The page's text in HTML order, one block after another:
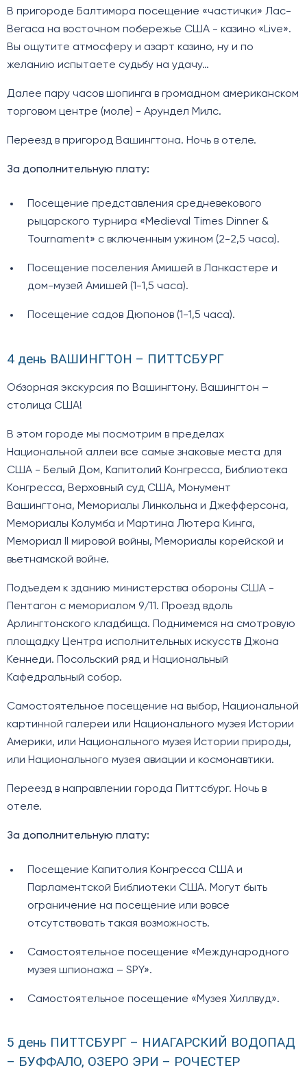
В пригороде Балтимора посещение «частички» Лас-
Вегаса на восточном побережье США - казино «Live».
Вы ощутите атмосферу и азарт казино, ну и по
желанию испытаете судьбу на удачу…
Далее пару часов шопинга в громадном американском
торговом центре (моле) - Арундел Милс.
Переезд в пригород Вашингтона. Ночь в отеле.
За дополнительную плату:
Посещение представления средневекового
рыцарского турнира «Medieval Times Dinner &
Tournament» с включенным ужином (2-2,5 часа).
Посещение поселения Амишей в Ланкастере и
дом-музей Амишей (1-1,5 часа).
Посещение садов Дюпонов (1-1,5 часа).
4 день ВАШИНГТОН – ПИТТСБУРГ
Обзорная экскурсия по Вашингтону. Вашингтон –
столица США!
В этом городе мы посмотрим в пределах
Национальной аллеи все самые знаковые места для
США - Белый Дом, Капитолий Конгресса, Библиотека
Конгресса, Верховный суд США, Монумент
Вашингтона, Мемориалы Линкольна и Джефферсона,
Мемориалы Колумба и Мартина Лютера Кинга,
Мемориал II мировой войны, Мемориалы корейской и
вьетнамской войне.
Подъедем к зданию министерства обороны США -
Пентагон с мемориалом 9/11. Проезд вдоль
Арлингтонского кладбища. Поднимемся на смотровую
площадку Центра исполнительных искусств Джона
Кеннеди. Посольский ряд и Национальный
Кафедральный собор.
Самостоятельное посещение на выбор, Национальной
картинной галереи или Национального музея Истории
Америки, или Национального музея Истории природы,
или Национального музея авиации и космонавтики.
Переезд в направлении города Питтсбург. Ночь в
отеле.
За дополнительную плату:
Посещение Капитолия Конгресса США и
Парламентской Библиотеки США. Могут быть
ограничение на посещение или вовсе
отсутствовать такая возможность.
Самостоятельное посещение «Международного
музея шпионажа – SPY».
Самостоятельное посещение «Музея Хиллвуд».
5 день ПИТТСБУРГ – НИАГАРСКИЙ ВОДОПАД
– БУФФАЛО, ОЗЕРО ЭРИ – РОЧЕСТЕР